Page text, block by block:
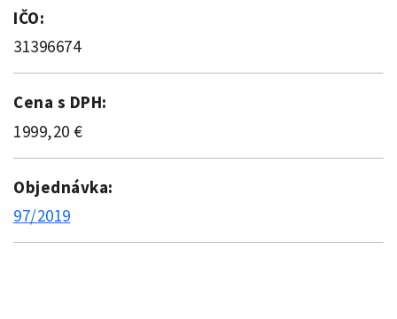
IČO:
31396674
Cena s DPH:
1999,20 €
Objednávka:
97/2019